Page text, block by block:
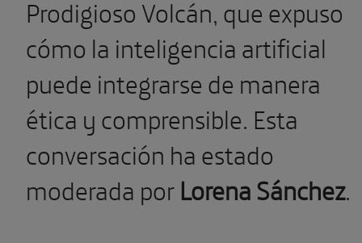
Prodigioso Volcán, que expuso
cómo la inteligencia artificial
puede integrarse de manera
ética y comprensible. Esta
conversación ha estado
moderada porLorena Sánchez.